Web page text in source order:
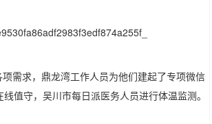
需求，鼎龙湾工作人员为他们建起了专项微信
值守，吴川市每日派医务人员进行体温监测。